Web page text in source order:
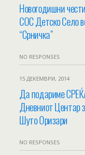
Новогодишни
СОС Детско Село
“Срничка”
NO RESPONSES
15 ДЕКЕМВРИ, 2014
Да подариме
Дневниот Центар
Шуто Оризари
NO RESPONSES